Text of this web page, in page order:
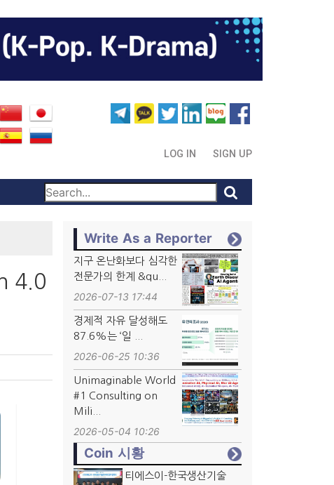
LOG IN SIGN UP
4.0
Write As a Reporter
지구 온난화보다 심각한
전문가의 한계 &qu...
2026-07-13 17:44
경제적 자유 달성해도
87.6%는 ‘일 ...
2026-06-25 10:36
Unimaginable World
#1 Consulting on
Mili...
2026-05-04 10:26
Coin 시황
티에스이-한국생산기술